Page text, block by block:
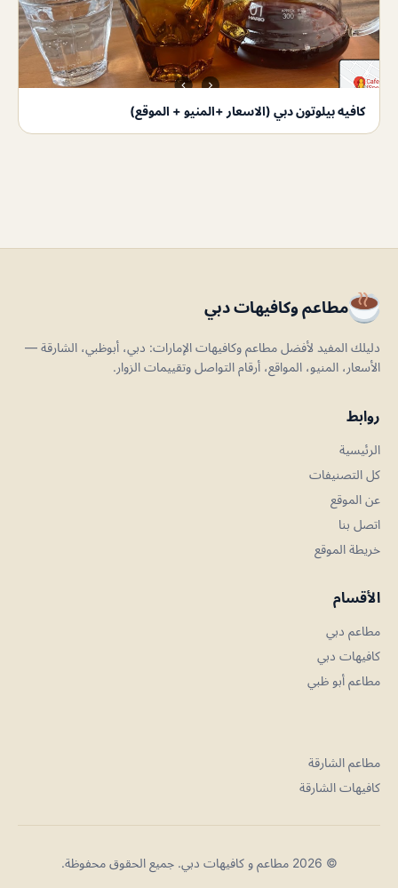
كافيه بيلوتون دبي (الاسعار +المنيو + الموقع)
مطاعم وكافيهات دبي
دليلك المفيد لأفضل مطاعم وكافيهات الإمارات: دبي، أبوظبي، الشارقة —
الأسعار، المنيو، المواقع، أرقام التواصل وتقييمات الزوار.
روابط
الرئيسية
كل التصنيفات
عن الموقع
اتصل بنا
خريطة الموقع
الأقسام
مطاعم دبي
كافيهات دبي
مطاعم أبو ظبي
مطاعم الشارقة
كافيهات الشارقة
© 2026 مطاعم و كافيهات دبي. جميع الحقوق محفوظة.